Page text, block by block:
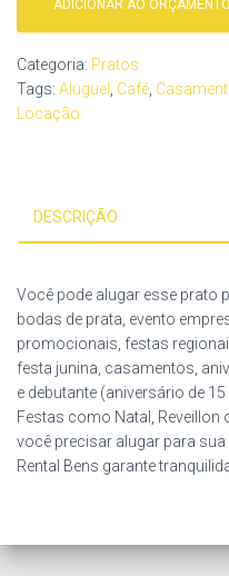
ADICIONAR AO ORÇAMENTO
Categoria: Pratos
Tags: Aluguel Café
Locação
DESCRIÇÃO
Você pode alugar esse prato
bodas de prata, evento
promocionais, festas
festa junina, casamentos,
e debutante (aniversário de
Festas como Natal, Reveillon
você precisar alugar para
Rental Bens garante